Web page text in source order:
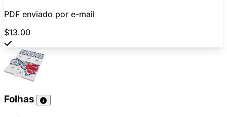
PDF enviado por e-mail
$13.00
Folhas